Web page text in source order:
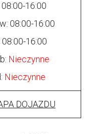
08:00-16:00
08:00-16:00
08:00-16:00
Nieczynne
Nieczynne
DOJAZDU